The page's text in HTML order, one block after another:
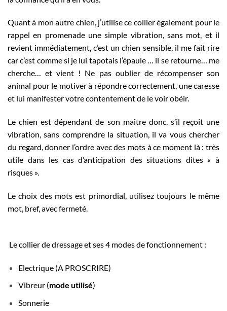
Quant à mon autre chien, j’utilise ce collier également pour le
rappel en promenade une simple vibration, sans mot, et il
revient immédiatement, c’est un chien sensible, il me fait rire
car c’est comme si je lui tapotais l’épaule … il se retourne… me
cherche… et vient ! Ne pas oublier de récompenser son
animal pour le motiver à répondre correctement, une caresse
et lui manifester votre contentement de le voir obéir.
Le chien est dépendant de son maître donc, s’il reçoit une
vibration, sans comprendre la situation, il va vous chercher
du regard, donner l’ordre avec des mots à ce moment là : très
utile dans les cas d’anticipation des situations dites « à
risques ».
Le choix des mots est primordial, utilisez toujours le même
mot, bref, avec fermeté.
Le collier de dressage et ses 4 modes de fonctionnement :
Electrique (A PROSCRIRE)
Vibreur (mode utilisé)
Sonnerie